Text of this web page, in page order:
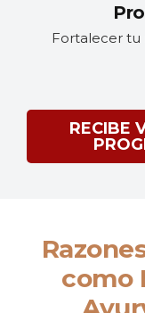
Fortalecer tu
RECIBE
como